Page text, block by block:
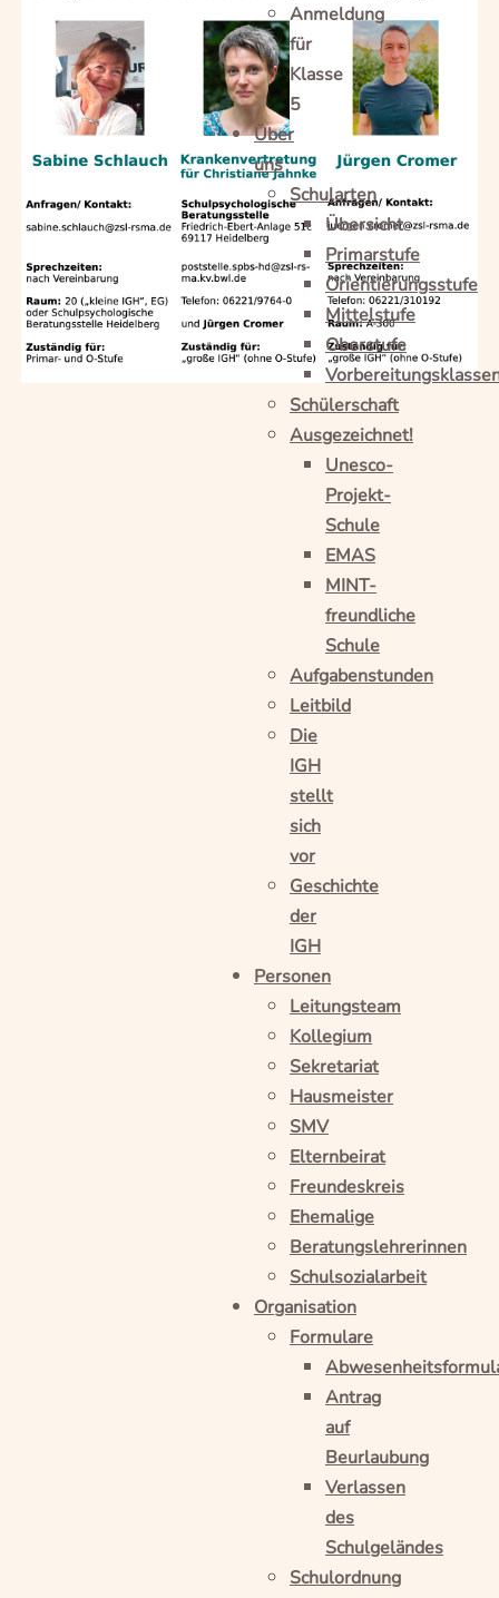
Anmeldung
für
Klasse
5
Über
uns
Schularten
Übersicht
Primarstufe
Orientierungsstufe
Mittelstufe
Oberstufe
Schülerschaft
Ausgezeichnet!
Unesco-
Projekt-
Schule
EMAS
MINT-
freundliche
Schule
Aufgabenstunden
Leitbild
Die
IGH
stellt
sich
vor
Geschichte
der
IGH
Personen
Leitungsteam
Kollegium
Sekretariat
Hausmeister
SMV
Elternbeirat
Freundeskreis
Ehemalige
Beratungslehrerinnen
Schulsozialarbeit
Organisation
Formulare
Antrag
auf
Beurlaubung
Verlassen
des
Schulgeländes
Schulordnung